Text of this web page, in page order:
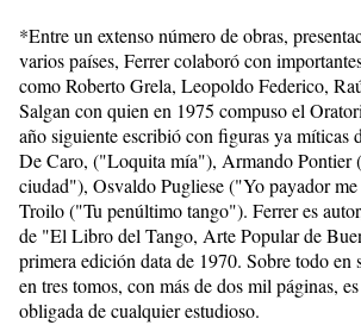
*Entre un extenso número de obras,
varios países, Ferrer colaboró con
como Roberto Grela, Leopoldo Federico,
Salgan con quien en 1975 compuso el
año siguiente escribió con figuras ya míticas
De Caro, ("Loquita mía"), Armando Pontier
ciudad"), Osvaldo Pugliese ("Yo payador
Troilo ("Tu penúltimo tango"). Ferrer es
de "El Libro del Tango, Arte Popular de
primera edición data de 1970. Sobre todo en
en tres tomos, con más de dos mil páginas,
obligada de cualquier estudioso.